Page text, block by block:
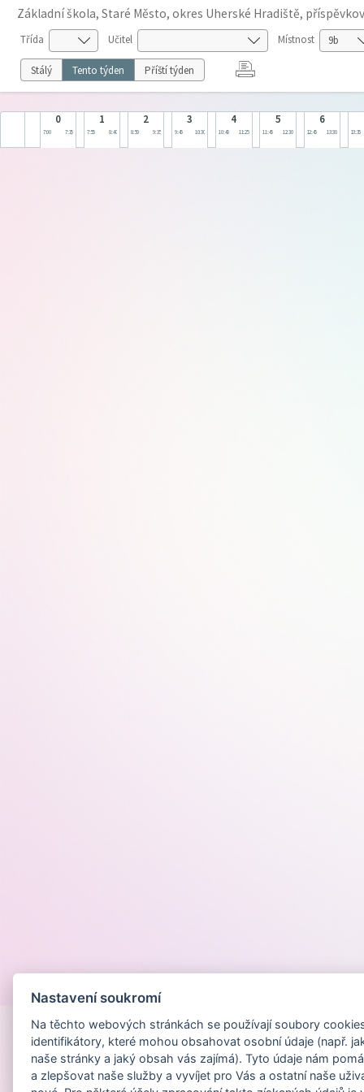
Základní škola, Staré Město, okres Uherské Hradiště,
Třída Učitel Místnost
Stálý Tento týden Příští týden
0
7:00 7:35
1
7:55 8:40
2
8:50 9:35
3
9:45 10:30
4
10:40 11:25
5
11:45 12:30
6
12:45 13:30 13:35
Nastavení soukromí
Na těchto webových stránkách se používají soubory
identifikátory, které mohou obsahovat osobní údaje (např.
naše stránky a jaký obsah vás zajímá). Tyto údaje nám
a zlepšovat naše služby a vyvíjet pro Vás a ostatní naše